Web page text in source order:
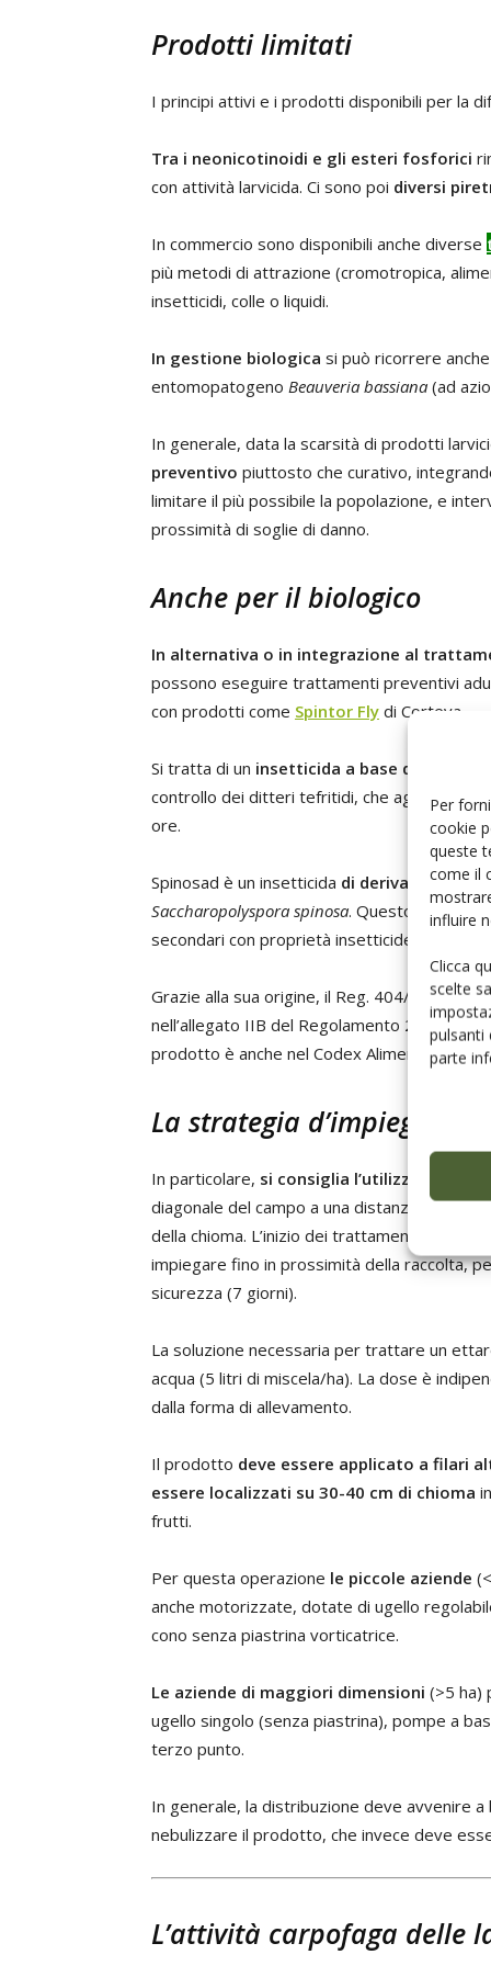
Per
cookie
queste
come il
influire
Clicca
scelte
pulsanti
parte
Prodotti limitati
I principi attivi e i prodotti disponibili per la
Tra i neonicotinoidi e gli esteri fosforici
con attività larvicida. Ci sono poi diversi
In commercio sono disponibili anche diverse
più metodi di attrazione (cromotropica,
insetticidi, colle o liquidi.
In gestione biologica si può ricorrere
entomopatogeno Beauveria bassiana (ad
In generale, data la scarsità di prodotti
preventivo piuttosto che curativo,
limitare il più possibile la popolazione, e
prossimità di soglie di danno.
Anche per il biologico
In alternativa o in integrazione al
possono eseguire trattamenti preventivi
con prodotti come Spintor Fly di Corteva.
Si tratta di un insetticida a base di
controllo dei ditteri tefritidi, che agisce per
ore.
Spinosad è un insetticida di derivazione
Saccharopolyspora spinosa. Questo infatti
secondari con proprietà insetticide, le
Grazie alla sua origine, il Reg. 404/2008 ha
nell’allegato IIB del Regolamento 2092/91,
prodotto è anche nel Codex Alimentarius di
La strategia d’impiego
In particolare, si consiglia l’utilizzo di 3
diagonale del campo a una distanza minima
della chioma. L’inizio dei trattamenti
impiegare fino in prossimità della raccolta,
sicurezza (7 giorni).
La soluzione necessaria per trattare un
acqua (5 litri di miscela/ha). La dose è
dalla forma di allevamento.
Il prodotto deve essere applicato a filari
essere localizzati su 30-40 cm di chioma
frutti.
Per questa operazione le piccole aziende
anche motorizzate, dotate di ugello
cono senza piastrina vorticatrice.
Le aziende di maggiori dimensioni (>5 ha)
ugello singolo (senza piastrina), pompe a
terzo punto.
In generale, la distribuzione deve avvenire
nebulizzare il prodotto, che invece deve
L’attività carpofaga delle